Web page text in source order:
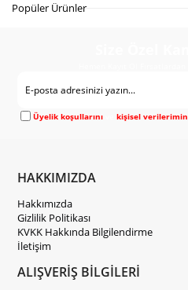
Üyelik koşullarını vekişisel verilerimin
HAKKIMIZDA
Hakkımızda
Gizlilik Politikası
KVKK Hakkında Bilgilendirme
İletişim
ALIŞVERİŞ BİLGİLERİ
Popüler Ürünler